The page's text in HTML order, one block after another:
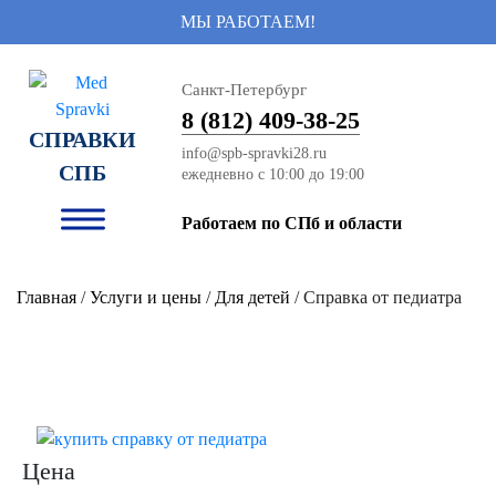
МЫ РАБОТАЕМ!
СПРАВКИ
СПБ
Санкт-Петербург
8 (812) 409-38-25
info@spb-spravki28.ru
Работаем по СПб и области
Главная /Услуги и цены / Для детей / Справка от педиатра
Цена